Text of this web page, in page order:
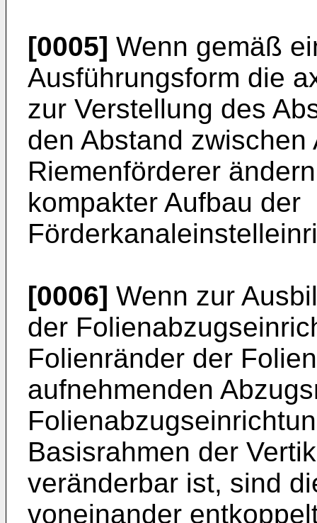
[0005] Wenn gemäß
Ausführungsform die
zur Verstellung des
den Abstand
Riemenförderer
kompakter Aufbau der
[0006] Wenn zur
der
Folienränder der
aufnehmenden
Basisrahmen der
veränderbar ist, sind
voneinander